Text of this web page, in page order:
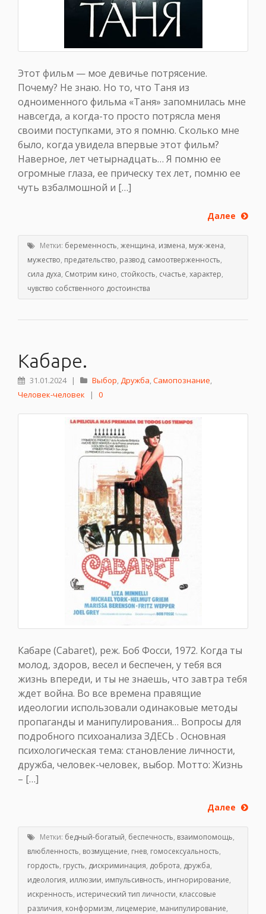
Этот фильм — мое девичье потрясение.
Почему? Не знаю. Но то, что Таня из
одноименного фильма «Таня» запомнилась мне
навсегда, а когда-то просто потрясла меня
своими поступками, это я помню. Сколько мне
было, когда увидела впервые этот фильм?
Наверное, лет четырнадцать… Я помню ее
огромные глаза, ее прическу тех лет, помню ее
чуть взбалмошной и […]
Далее
Метки: беременность, женщина, измена, муж-жена,
мужество, предательство, развод, самоотверженность,
сила духа, Смотрим кино, стойкость, счастье, характер,
чувство собственного достоинства
Кабаре.
31.01.2024 | Выбор,Дружба,Самопознание,
Человек-человек
| 0
Кабаре (Cabaret), реж. Боб Фосси, 1972. Когда ты
молод, здоров, весел и беспечен, у тебя вся
жизнь впереди, и ты не знаешь, что завтра тебя
ждет война. Во все времена правящие
идеологии использовали одинаковые методы
пропаганды и манипулирования… Вопросы для
подробного психоанализа ЗДЕСЬ . Основная
психологическая тема: становление личности,
дружба, человек-человек, выбор. Мотто: Жизнь
– […]
Далее
Метки: бедный-богатый, беспечность, взаимопомощь,
влюбленность, возмущение, гнев, гомосексуальность,
гордость, грусть, дискриминация, доброта, дружба,
идеология, иллюзии, импульсивность, ингнорирование,
искренность, истерический тип личности, классовые
различия, конформизм, лицемерие, манипулирование,